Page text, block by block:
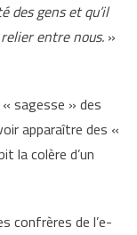
des gens et qu’il
entre nous.»
sagesse » des
apparaître des «
la colère d’un
confrères de l’e-